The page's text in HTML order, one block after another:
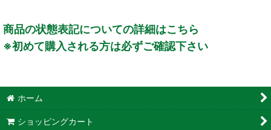
商品の状態表記についての詳細はこちら
※初めて購入される方は必ずご確認下さい
ホーム
ショッピングカート